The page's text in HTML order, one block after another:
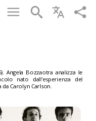
Angela Bozzaotra analizza le
nato dall’esperienza del
Carolyn Carlson.